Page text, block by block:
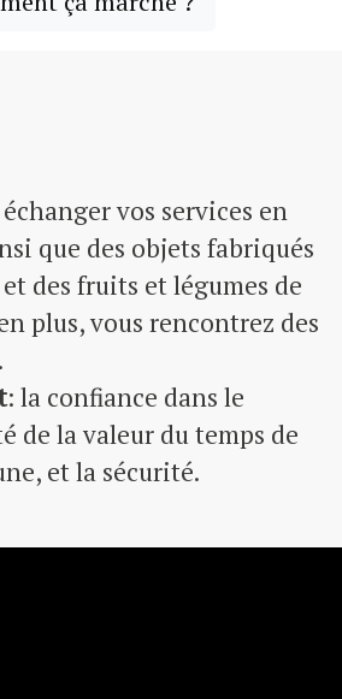
vos services en
que des objets fabriqués
des fruits et légumes de
plus, vous rencontrez des
.
: la confiance dans le
de la valeur du temps de
et la sécurité.